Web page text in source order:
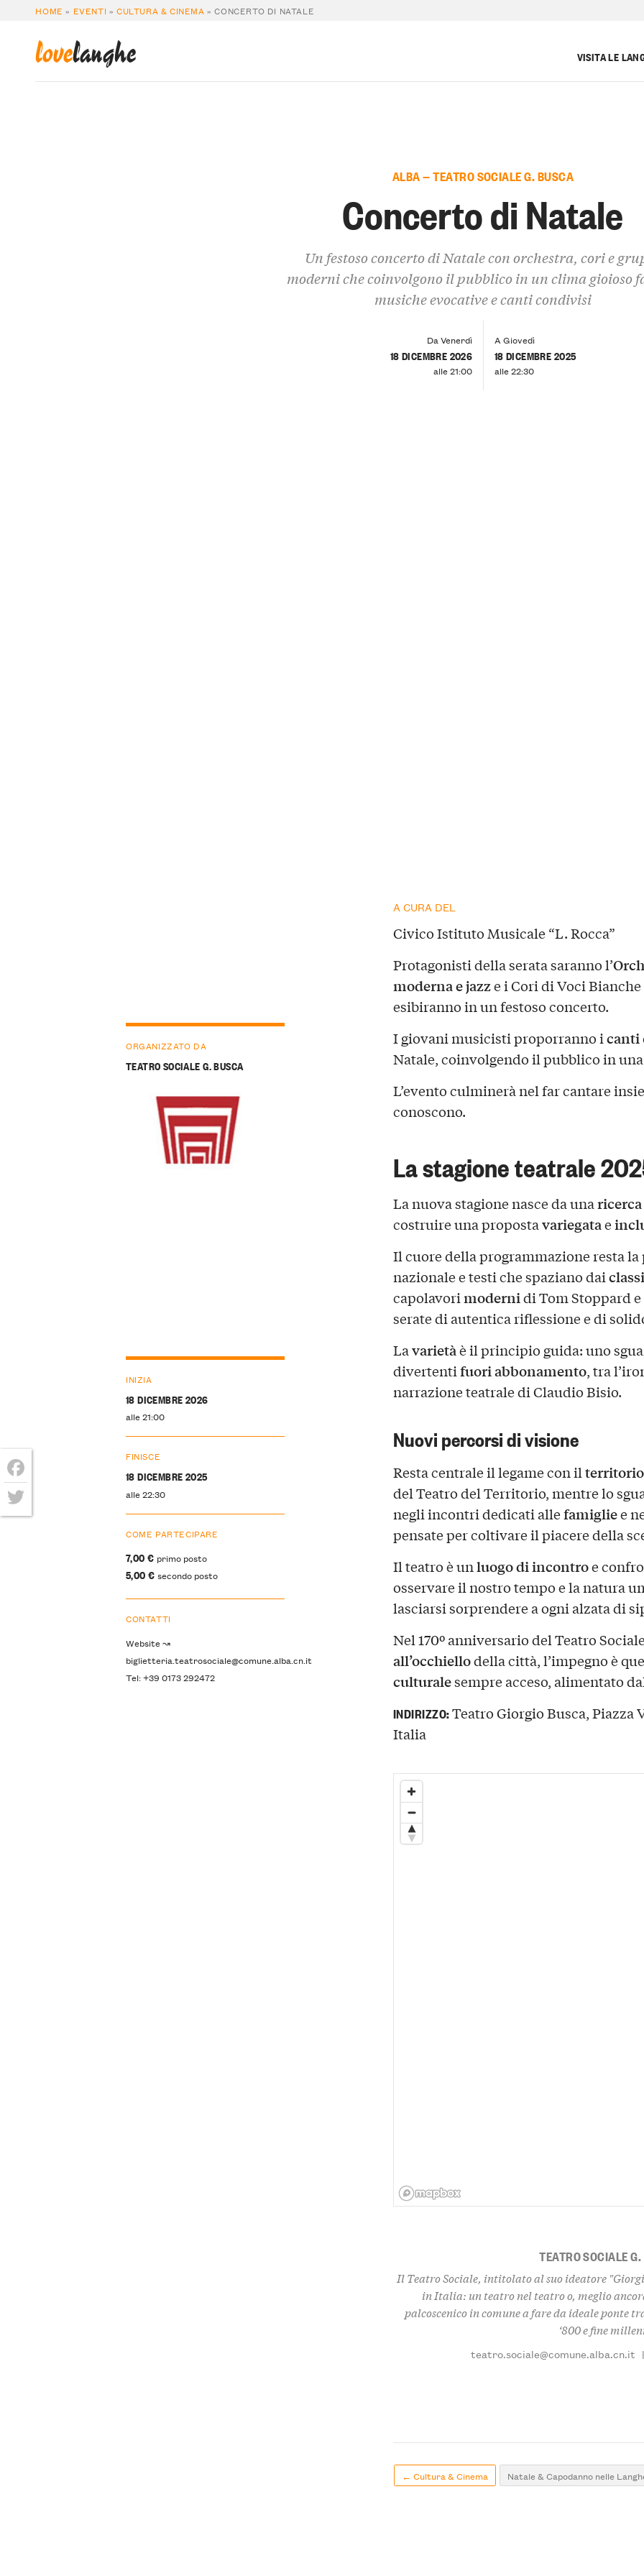
HOME » EVENTI »CULTURA & CINEMA »CONCERTO DI NATALE
lovelanghe VISITA LE
ALBA — TEATRO SOCIALE G. BUSCA
Concerto di Natale
Un festoso concerto di Natale con orchestra, cori e
moderni che coinvolgono il pubblico in un clima gioioso
musiche evocative e canti condivisi
Da Venerdì
18 DICEMBRE 2026
alle 21:00
A Giovedì
18 DICEMBRE 2025
alle 22:30
A CURA DEL
Civico Istituto Musicale “L. Rocca”
Protagonisti della serata saranno l’
moderna e jazze i Cori di Voci
esibiranno in un festoso concerto.
I giovani musicisti proporranno icanti
Natale, coinvolgendo il pubblico in
L’evento culminerà nel far cantare
conoscono.
La stagione teatrale
La nuova stagione nasce da una
costruire una propostavariegatae
Il cuore della programmazione resta la
nazionale e testi che spaziano dai
capolavorimodernidi Tom Stoppard
serate di autentica riflessione e di
Lavarietàè il principio guida: uno
divertentifuori abbonamento, tra
narrazione teatrale di Claudio Bisio.
Nuovi percorsi di visione
Resta centrale il legame con ilterritorio
del Teatro del Territorio, mentre lo
negli incontri dedicati allefamigliee
pensate per coltivare il piacere della
Il teatro è unluogo di incontroe
osservare il nostro tempo e la natura
lasciarsi sorprendere a ogni alzata di
Nel 170º anniversario del Teatro
all’occhiellodella città, l’impegno è
culturalesempre acceso, alimentato
ORGANIZZATO DA
TEATRO SOCIALE G. BUSCA
INIZIA
18 DICEMBRE 2026
alle 21:00
FINISCE
18 DICEMBRE 2025
alle 22:30
COME PARTECIPARE
7,00 € primo posto
5,00 € secondo posto
CONTATTI
Website ↝
biglietteria.teatrosociale@comune.alba.cn.it
Tel: +39 0173 292472
INDIRIZZO:Teatro Giorgio Busca, Piazza
Italia
TEATRO SOCIALE
Il Teatro Sociale, intitolato al suo ideatore
in Italia: un teatro nel teatro o, meglio
palcoscenico in comune a fare da ideale ponte
‘800 e fine
teatro.sociale@comune.alba.cn.it |
← Cultura & Cinema Natale & Capodanno nelle
Facebook
Twitter